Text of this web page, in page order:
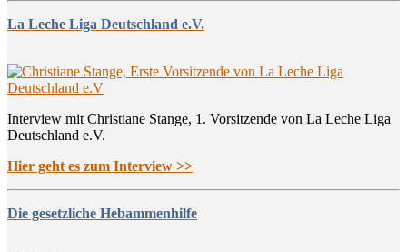
La Leche Liga Deutschland e.V.
Interview mit Christiane Stange, 1. Vorsitzende von La Leche Liga
Deutschland e.V.
Hier geht es zum Interview >>
Die gesetzliche Hebammenhilfe